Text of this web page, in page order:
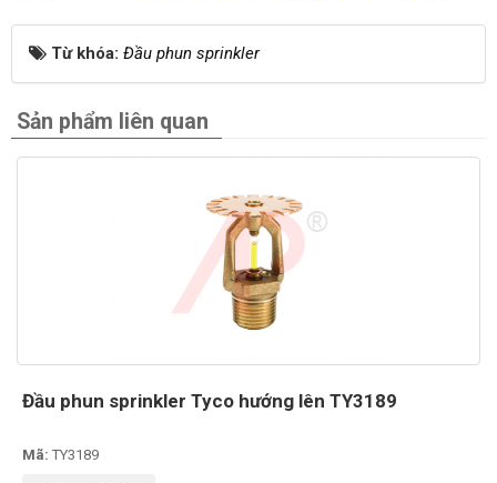
Từ khóa: Đầu phun sprinkler
Sản phẩm liên quan
Đầu phun sprinkler Tyco hướng lên TY3189
Mã: TY3189